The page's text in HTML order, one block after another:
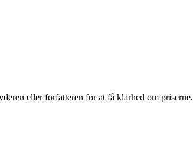
eller forfatteren for at få klarhed om priserne.